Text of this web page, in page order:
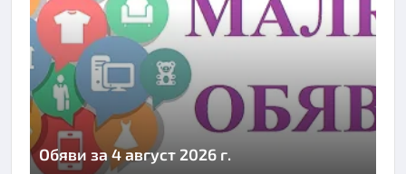
Обяви за 4 август 2026 г.